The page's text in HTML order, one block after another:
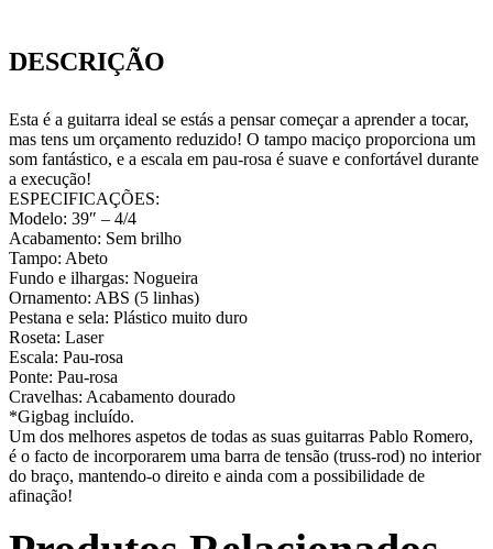
DESCRIÇÃO
Esta é a guitarra ideal se estás a pensar começar a aprender a tocar,
mas tens um orçamento reduzido! O tampo maciço proporciona um
som fantástico, e a escala em pau-rosa é suave e confortável durante
a execução!
ESPECIFICAÇÕES:
Modelo: 39″ – 4/4
Acabamento: Sem brilho
Tampo: Abeto
Fundo e ilhargas: Nogueira
Ornamento: ABS (5 linhas)
Pestana e sela: Plástico muito duro
Roseta: Laser
Escala: Pau-rosa
Ponte: Pau-rosa
Cravelhas: Acabamento dourado
*Gigbag incluído.
Um dos melhores aspetos de todas as suas guitarras Pablo Romero,
é o facto de incorporarem uma barra de tensão (truss-rod) no interior
do braço, mantendo-o direito e ainda com a possibilidade de
afinação!